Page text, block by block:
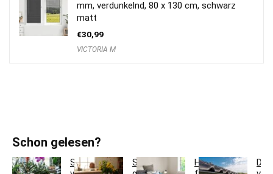
mm, verdunkelnd, 80 x 130 cm, schwarz
matt
€30,99
VICTORIA M
Schon gelesen?
So
So
Hotelbettwäsche